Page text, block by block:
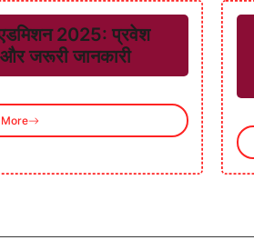
एडमिशन 2025: प्रवेश
और जरूरी जानकारी